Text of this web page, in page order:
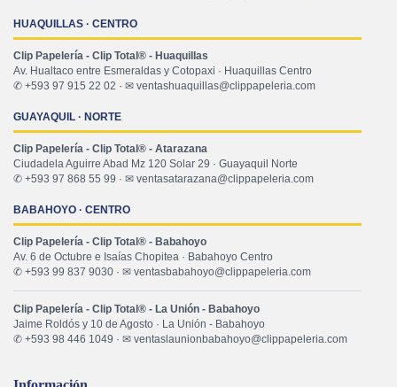
HUAQUILLAS · CENTRO
Clip Papelería - Clip Total® - Huaquillas
Av. Hualtaco entre Esmeraldas y Cotopaxi · Huaquillas Centro
✆ +593 97 915 22 02 · ✉ ventashuaquillas@clippapeleria.com
GUAYAQUIL · NORTE
Clip Papelería - Clip Total® - Atarazana
Ciudadela Aguirre Abad Mz 120 Solar 29 · Guayaquil Norte
✆ +593 97 868 55 99 · ✉ ventasatarazana@clippapeleria.com
BABAHOYO · CENTRO
Clip Papelería - Clip Total® - Babahoyo
Av. 6 de Octubre e Isaías Chopitea · Babahoyo Centro
✆ +593 99 837 9030 · ✉ ventasbabahoyo@clippapeleria.com
Clip Papelería - Clip Total® - La Unión - Babahoyo
Jaime Roldós y 10 de Agosto · La Unión - Babahoyo
✆ +593 98 446 1049 · ✉ ventaslaunionbabahoyo@clippapeleria.com